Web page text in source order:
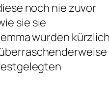
noch nie zuvor
sie sie
wurden kürzlich